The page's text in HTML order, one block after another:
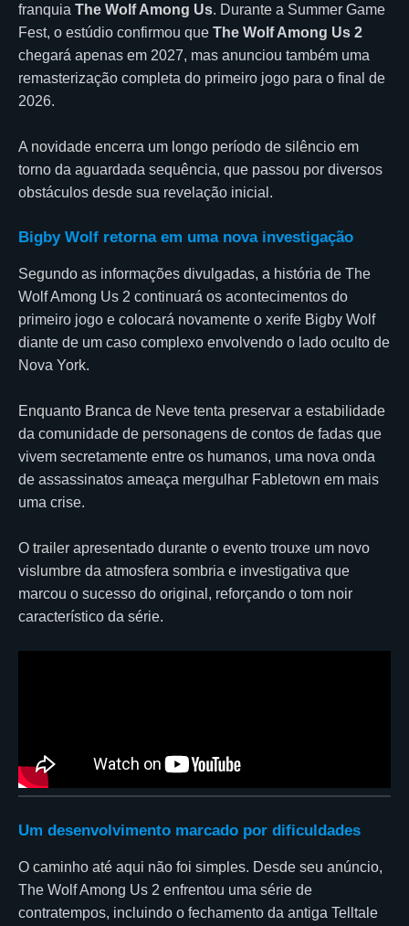
franquia The Wolf Among Us. Durante a Summer Game
Fest, o estúdio confirmou que The Wolf Among Us 2
chegará apenas em 2027, mas anunciou também uma
remasterização completa do primeiro jogo para o final de
2026.
A novidade encerra um longo período de silêncio em
torno da aguardada sequência, que passou por diversos
obstáculos desde sua revelação inicial.
Bigby Wolf retorna em uma nova investigação
Segundo as informações divulgadas, a história de The
Wolf Among Us 2 continuará os acontecimentos do
primeiro jogo e colocará novamente o xerife Bigby Wolf
diante de um caso complexo envolvendo o lado oculto de
Nova York.
Enquanto Branca de Neve tenta preservar a estabilidade
da comunidade de personagens de contos de fadas que
vivem secretamente entre os humanos, uma nova onda
de assassinatos ameaça mergulhar Fabletown em mais
uma crise.
O trailer apresentado durante o evento trouxe um novo
vislumbre da atmosfera sombria e investigativa que
marcou o sucesso do original, reforçando o tom noir
característico da série.
Um desenvolvimento marcado por dificuldades
O caminho até aqui não foi simples. Desde seu anúncio,
The Wolf Among Us 2 enfrentou uma série de
contratempos, incluindo o fechamento da antiga Telltale